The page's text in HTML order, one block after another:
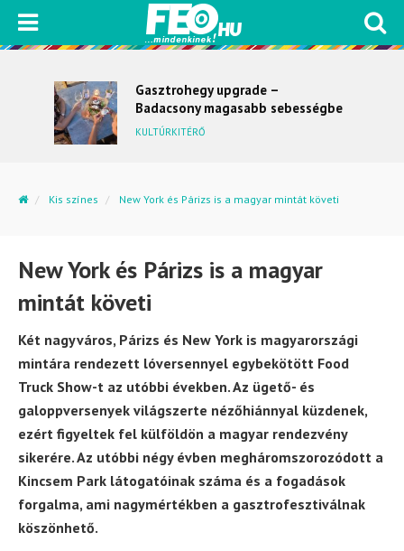
Gasztrohegy upgrade –
Badacsony magasabb sebességbe
kapcsol
KULTÚRKITÉRŐ
Kis színes New York és Párizs is a magyar mintát követi
New York és Párizs is a magyar
mintát követi
Két nagyváros, Párizs és New York is magyarországi
mintára rendezett lóversennyel egybekötött Food
Truck Show-t az utóbbi években. Az ügető- és
galoppversenyek világszerte nézőhiánnyal küzdenek,
ezért figyeltek fel külföldön a magyar rendezvény
sikerére. Az utóbbi négy évben megháromszorozódott a
Kincsem Park látogatóinak száma és a fogadások
forgalma, ami nagymértékben a gasztrofesztiválnak
köszönhető.